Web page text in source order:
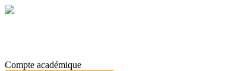
Compte académique